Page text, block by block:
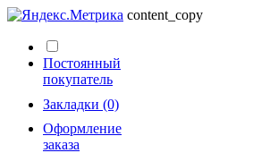
content_copy
Постоянный
покупатель
Закладки (0)
Оформление
заказа